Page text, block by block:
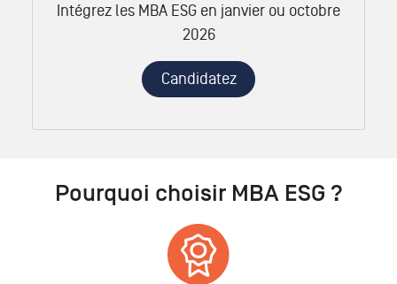
Intégrez les MBA ESG en janvier ou octobre
2026
Candidatez
Pourquoi choisir MBA ESG ?